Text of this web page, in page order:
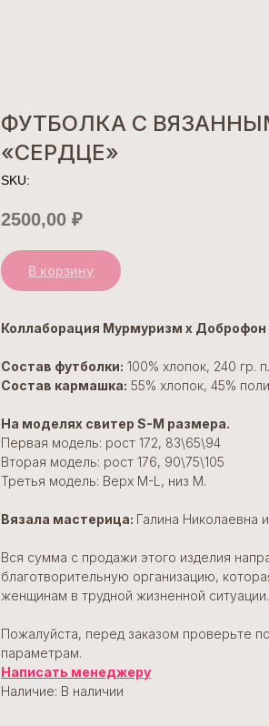
ФУТБОЛКА С
«СЕРДЦЕ»
SKU:
2500,00 ₽
В корзину
Коллаборация Мурмуризм х Доброфон
Состав футболки: 100% хлопок, 240 гр.
Состав кармашка: 55% хлопок, 45%
На моделях свитер S-M размера.
Первая модель: рост 172, 83\65\94
Вторая модель: рост 176, 90\75\105
Третья модель: Верх M-L, низ M.
Вязала мастерица: Галина Николаевна
Вся сумма с продажи этого изделия
благотворительную организацию,
женщинам в трудной жизненной ситуации.
Пожалуйста, перед заказом проверьте
параметрам.
Написать менеджеру
Наличие: В наличии